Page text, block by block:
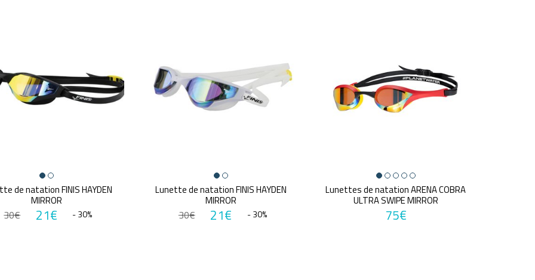
de natation FINIS HAYDEN
MIRROR
30€ 21€ - 30%
Lunette de natation FINIS HAYDEN
MIRROR
30€ 21€ - 30%
Lunettes de natation ARENA COBRA
ULTRA SWIPE MIRROR
75€